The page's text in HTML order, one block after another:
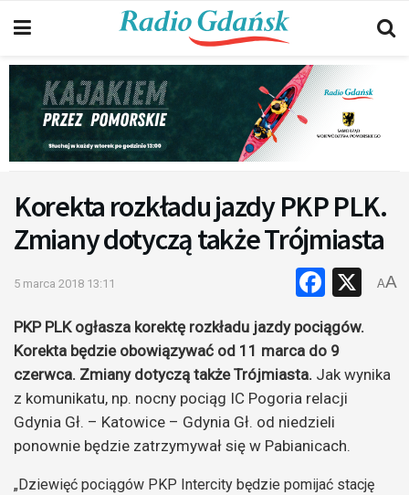
Korekta rozkładu jazdy PKP PLK.
Zmiany dotyczą także Trójmiasta
5 marca 2018 13:11 X
AA
PKP PLK ogłasza korektę rozkładu jazdy pociągów.
Korekta będzie obowiązywać od 11 marca do 9
czerwca. Zmiany dotyczą także Trójmiasta. Jak wynika
z komunikatu, np. nocny pociąg IC Pogoria relacji
Gdynia Gł. – Katowice – Gdynia Gł. od niedzieli
ponownie będzie zatrzymywał się w Pabianicach.
„Dziewięć pociągów PKP Intercity będzie pomijać stację